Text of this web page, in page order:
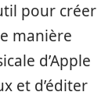
pour créer
manière
d’Apple
et d’éditer